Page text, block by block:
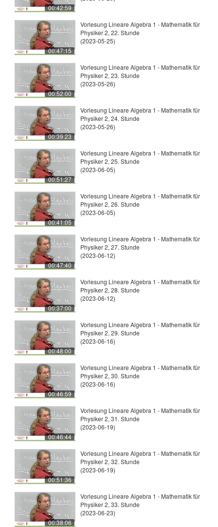
00:42:59
00:47:15
Vorlesung Lineare Algebra 1 - Mathematik für
Physiker 2, 22. Stunde
(2023-05-25)
00:52:00
Vorlesung Lineare Algebra 1 - Mathematik für
Physiker 2, 23. Stunde
(2023-05-26)
00:39:23
Vorlesung Lineare Algebra 1 - Mathematik für
Physiker 2, 24. Stunde
(2023-05-26)
00:51:27
Vorlesung Lineare Algebra 1 - Mathematik für
Physiker 2, 25. Stunde
(2023-06-05)
00:41:05
Vorlesung Lineare Algebra 1 - Mathematik für
Physiker 2, 26. Stunde
(2023-06-05)
00:47:40
Vorlesung Lineare Algebra 1 - Mathematik für
Physiker 2, 27. Stunde
(2023-06-12)
00:37:00
Vorlesung Lineare Algebra 1 - Mathematik für
Physiker 2, 28. Stunde
(2023-06-12)
00:48:00
Vorlesung Lineare Algebra 1 - Mathematik für
Physiker 2, 29. Stunde
(2023-06-16)
00:46:59
Vorlesung Lineare Algebra 1 - Mathematik für
Physiker 2, 30. Stunde
(2023-06-16)
00:46:44
Vorlesung Lineare Algebra 1 - Mathematik für
Physiker 2, 31. Stunde
(2023-06-19)
00:51:36
Vorlesung Lineare Algebra 1 - Mathematik für
Physiker 2, 32. Stunde
(2023-06-19)
00:38:06
Vorlesung Lineare Algebra 1 - Mathematik für
Physiker 2, 33. Stunde
(2023-06-23)